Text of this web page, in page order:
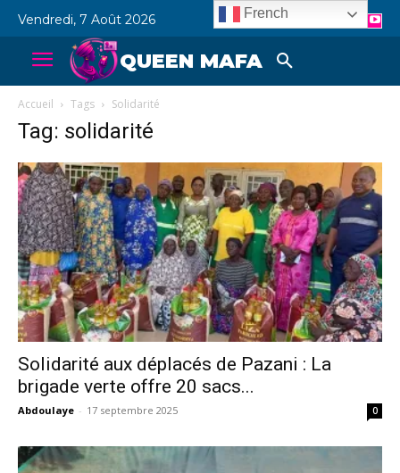
Vendredi, 7 Août 2026
QUEEN MAFA
Accueil Tags Solidarité
Tag: solidarité
Solidarité aux déplacés de Pazani : La
brigade verte offre 20 sacs...
Abdoulaye - 17 septembre 2025 0
French